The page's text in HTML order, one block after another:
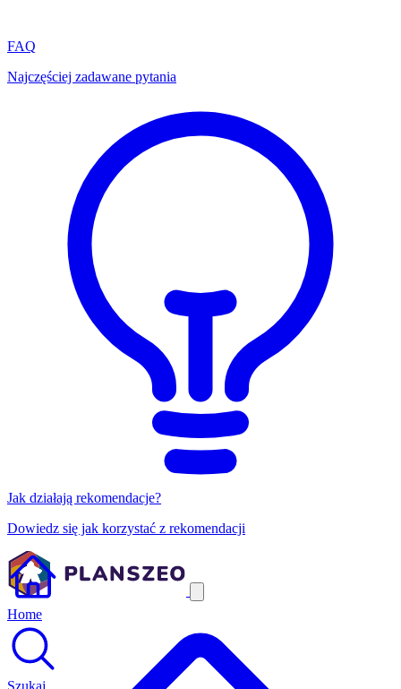
FAQ
Najczęściej zadawane pytania
Jak działają rekomendacje?
Dowiedz się jak korzystać z rekomendacji
Home
Szukaj